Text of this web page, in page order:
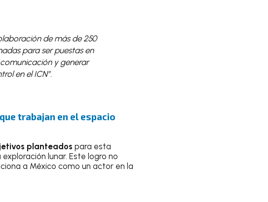
de más de 250
para ser puestas en
y generar
en el ICN”.
trabajan en el espacio
planteados para esta
lunar. Este logro no
a México como un actor en la